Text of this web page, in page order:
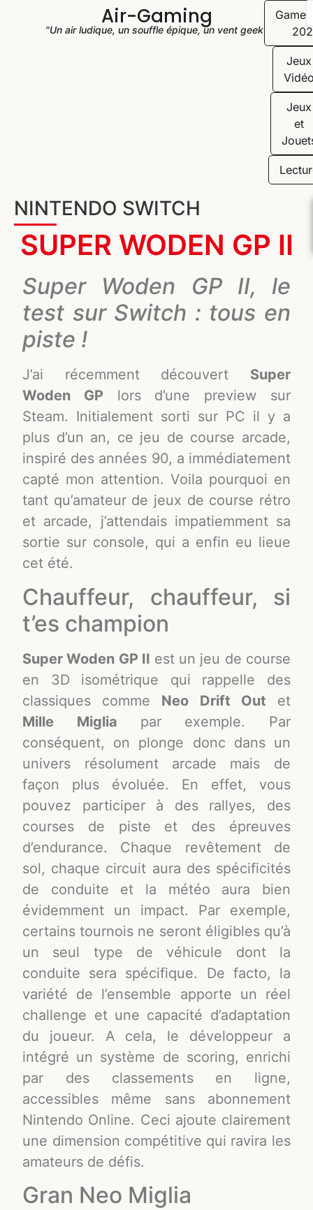
Air-Gaming
"Un air ludique, un souffle épique, un vent geek"
Jeux
Jeux
et
NINTENDO SWITCH
SUPER WODEN GP II
Super Woden GP II, le
test sur Switch : tous en
piste !
J’ai récemment découvert Super
Woden GP lors d’une preview sur
Steam. Initialement sorti sur PC il y a
plus d’un an, ce jeu de course arcade,
inspiré des années 90, a immédiatement
capté mon attention. Voila pourquoi en
tant qu’amateur de jeux de course rétro
et arcade, j’attendais impatiemment sa
sortie sur console, qui a enfin eu lieue
cet été.
Chauffeur, chauffeur, si
t’es champion
Super Woden GP II est un jeu de course
en 3D isométrique qui rappelle des
classiques comme Neo Drift Out et
Mille Miglia par exemple. Par
conséquent, on plonge donc dans un
univers résolument arcade mais de
façon plus évoluée. En effet, vous
pouvez participer à des rallyes, des
courses de piste et des épreuves
d’endurance. Chaque revêtement de
sol, chaque circuit aura des spécificités
de conduite et la météo aura bien
évidemment un impact. Par exemple,
certains tournois ne seront éligibles qu’à
un seul type de véhicule dont la
conduite sera spécifique. De facto, la
variété de l’ensemble apporte un réel
challenge et une capacité d’adaptation
du joueur. A cela, le développeur a
intégré un système de scoring, enrichi
par des classements en ligne,
accessibles même sans abonnement
Nintendo Online. Ceci ajoute clairement
une dimension compétitive qui ravira les
amateurs de défis.
Gran Neo Miglia